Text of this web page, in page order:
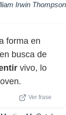
Irwin Thompson
forma en
busca de
vivo, lo
Ver frase